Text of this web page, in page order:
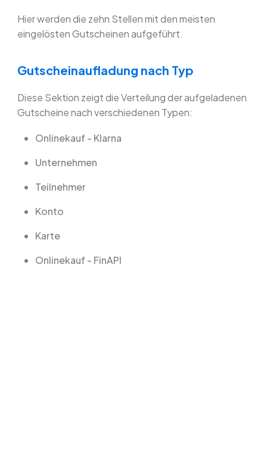
Hier werden die zehn Stellen mit den meisten
eingelösten Gutscheinen aufgeführt.
Gutscheinaufladung nach Typ
Diese Sektion zeigt die Verteilung der aufgeladenen
Gutscheine nach verschiedenen Typen:
Onlinekauf - Klarna
Unternehmen
Teilnehmer
Konto
Karte
Onlinekauf - FinAPI